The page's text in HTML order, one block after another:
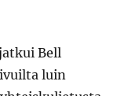
Bell
luin